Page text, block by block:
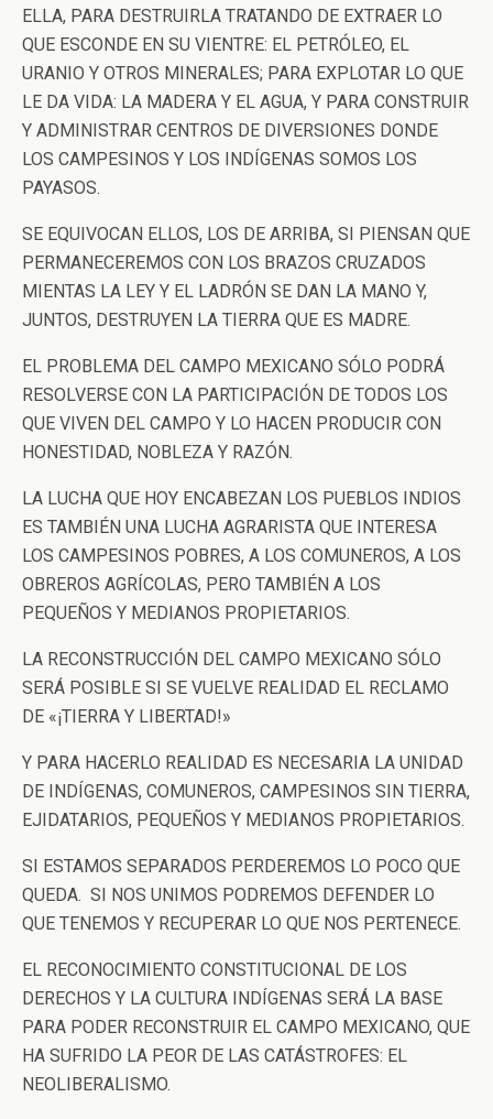
ELLA, PARA DESTRUIRLA TRATANDO DE EXTRAER LO
QUE ESCONDE EN SU VIENTRE: EL PETRÓLEO, EL
URANIO Y OTROS MINERALES; PARA EXPLOTAR LO QUE
LE DA VIDA: LA MADERA Y EL AGUA, Y PARA CONSTRUIR
Y ADMINISTRAR CENTROS DE DIVERSIONES DONDE
LOS CAMPESINOS Y LOS INDÍGENAS SOMOS LOS
PAYASOS.
SE EQUIVOCAN ELLOS, LOS DE ARRIBA, SI PIENSAN QUE
PERMANECEREMOS CON LOS BRAZOS CRUZADOS
MIENTAS LA LEY Y EL LADRÓN SE DAN LA MANO Y,
JUNTOS, DESTRUYEN LA TIERRA QUE ES MADRE.
EL PROBLEMA DEL CAMPO MEXICANO SÓLO PODRÁ
RESOLVERSE CON LA PARTICIPACIÓN DE TODOS LOS
QUE VIVEN DEL CAMPO Y LO HACEN PRODUCIR CON
HONESTIDAD, NOBLEZA Y RAZÓN.
LA LUCHA QUE HOY ENCABEZAN LOS PUEBLOS INDIOS
ES TAMBIÉN UNA LUCHA AGRARISTA QUE INTERESA
LOS CAMPESINOS POBRES, A LOS COMUNEROS, A LOS
OBREROS AGRÍCOLAS, PERO TAMBIÉN A LOS
PEQUEÑOS Y MEDIANOS PROPIETARIOS.
LA RECONSTRUCCIÓN DEL CAMPO MEXICANO SÓLO
SERÁ POSIBLE SI SE VUELVE REALIDAD EL RECLAMO
DE «¡TIERRA Y LIBERTAD!»
Y PARA HACERLO REALIDAD ES NECESARIA LA UNIDAD
DE INDÍGENAS, COMUNEROS, CAMPESINOS SIN TIERRA,
EJIDATARIOS, PEQUEÑOS Y MEDIANOS PROPIETARIOS.
SI ESTAMOS SEPARADOS PERDEREMOS LO POCO QUE
QUEDA. SI NOS UNIMOS PODREMOS DEFENDER LO
QUE TENEMOS Y RECUPERAR LO QUE NOS PERTENECE.
EL RECONOCIMIENTO CONSTITUCIONAL DE LOS
DERECHOS Y LA CULTURA INDÍGENAS SERÁ LA BASE
PARA PODER RECONSTRUIR EL CAMPO MEXICANO, QUE
HA SUFRIDO LA PEOR DE LAS CATÁSTROFES: EL
NEOLIBERALISMO.